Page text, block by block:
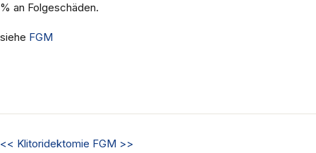
% an Folgeschäden.
siehe FGM
<< Klitoridektomie FGM >>